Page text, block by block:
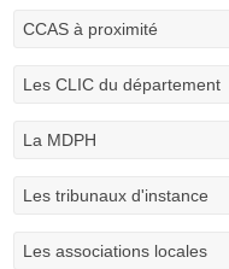
CCAS à proximité
Les CLIC du département
La MDPH
Les tribunaux d'instance
Les associations locales